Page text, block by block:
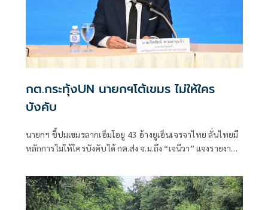
กต.กระทุ้งUN นายกฯโต้เขมร ไม่ให้ใคร
บังคับ
นายกฯ ชี้ปมเขมรลากเอ็มโอยู 43 อ้างยูเอ็นเจรจาไทย ลั่นไทยมี
หลักการไม่ให้ใครบังคับได้ กต.ส่ง จ.ม.ถึง “เจนีวา” แจงรายงาน
มนตรีสิทธิมนุษยชนฯ “สีหศักดิ์” ซัด “กัมพูชา” ใช้ปมพาดพิง
ไทยโฆษณาชวนเชื่อทางการเมือง